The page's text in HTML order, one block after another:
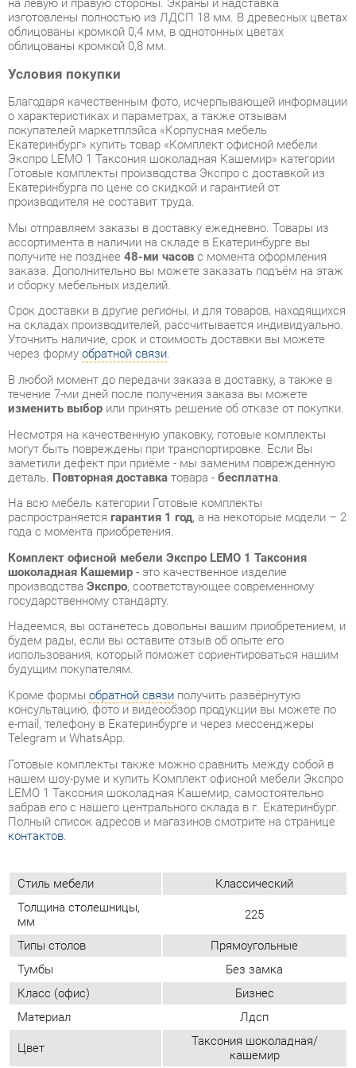
Условия покупки
Благодаря качественным фото, исчерпывающей информации
о характеристиках и параметрах, а также отзывам
покупателей маркетплэйса «Корпусная мебель
Екатеринбург» купить товар «Комплект офисной мебели
Экспро LEMO 1 Таксония шоколадная Кашемир» категории
Готовые комплекты производства Экспро с доставкой из
Екатеринбурга по цене со скидкой и гарантией от
производителя не составит труда.
Мы отправляем заказы в доставку ежедневно. Товары из
ассортимента в наличии на складе в Екатеринбурге вы
получите не позднее48-ми часовс момента оформления
заказа. Дополнительно вы можете заказать подъём на этаж
Срок доставки в другие регионы, и для товаров, находящихся
на складах производителей, рассчитывается индивидуально.
Уточнить наличие, срок и стоимость доставки вы можете
через формуобратной связи.
В любой момент до передачи заказа в доставку, а также в
течение 7-ми дней после получения заказа вы можете
изменить выборили принять решение об отказе от покупки.
Несмотря на качественную упаковку, готовые комплекты
могут быть повреждены при транспортировке. Если Вы
заметили дефект при приёме - мы заменим поврежденную
деталь.Повторная доставкатовара -бесплатна.
распространяетсягарантия 1 год, а на некоторые модели – 2
года с момента приобретения.
Комплект офисной мебели Экспро LEMO 1 Таксония
производстваЭкспро, соответствующее современному
государственному стандарту.
будем рады, если вы оставите отзыв об опыте его
использования, который поможет сориентироваться нашим
будущим покупателям.
Кроме формы обратной связи
консультацию, фото и видеообзор продукции вы можете по
e-mail, телефону в Екатеринбурге и через мессенджеры
Telegram и WhatsApp.
Готовые комплекты также можно сравнить между собой в
нашем шоу-руме и купить Комплект офисной мебели Экспро
LEMO 1 Таксония шоколадная Кашемир, самостоятельно
забрав его с нашего центрального склада в г. Екатеринбург.
Полный список адресов и магазинов смотрите на странице
контактов.
Стиль мебели
Классический
Толщина столешницы,
мм 225
Тумбы
Без замка
Класс (офис)
Бизнес
Материал Лдсп
Цвет Таксония шоколадная/
кашемир
ОТЗЫВЫ
Пока нет отзывов, поделитесь первым своим мнением.